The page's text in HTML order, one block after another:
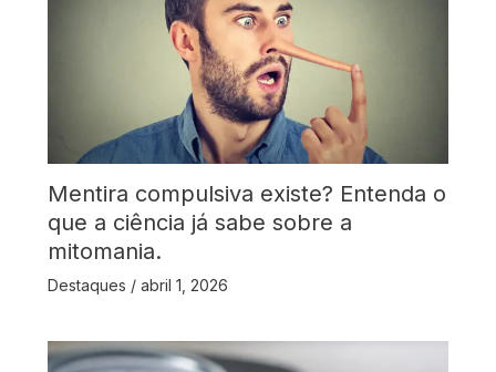
Mentira compulsiva existe? Entenda o
que a ciência já sabe sobre a
mitomania.
Destaques / abril 1, 2026